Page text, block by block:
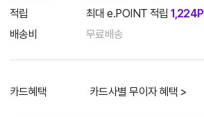
적립 최대 e.POINT 적립1,224P
배송비 무료배송
카드혜택 카드사별 무이자 혜택 >